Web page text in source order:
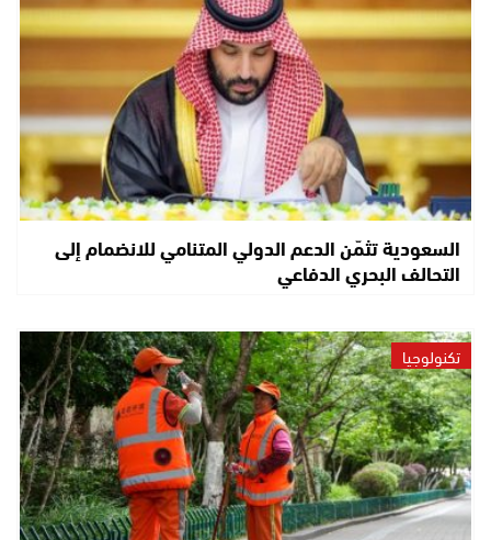
السعودية تثمّن الدعم الدولي المتنامي للانضمام إلى
التحالف البحري الدفاعي
تكنولوجيا